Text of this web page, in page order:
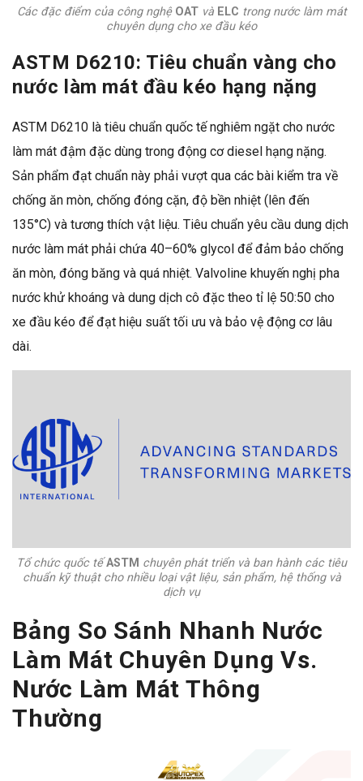
Các đặc điểm của công nghệ OATvà ELC trong nước làm mát
chuyên dụng cho xe đầu kéo
ASTM D6210: Tiêu chuẩn vàng cho
nước làm mát đầu kéo hạng nặng
ASTM D6210 là tiêu chuẩn quốc tế nghiêm ngặt cho nước
làm mát đậm đặc dùng trong động cơ diesel hạng nặng.
Sản phẩm đạt chuẩn này phải vượt qua các bài kiểm tra về
chống ăn mòn, chống đóng cặn, độ bền nhiệt (lên đến
135°C) và tương thích vật liệu. Tiêu chuẩn yêu cầu dung dịch
nước làm mát phải chứa 40–60% glycol để đảm bảo chống
ăn mòn, đóng băng và quá nhiệt. Valvoline khuyến nghị pha
nước khử khoáng và dung dịch cô đặc theo tỉ lệ 50:50 cho
xe đầu kéo để đạt hiệu suất tối ưu và bảo vệ động cơ lâu
dài.
Tổ chức quốc tếASTM chuyên phát triển và ban hành các tiêu
chuẩn kỹ thuật cho nhiều loại vật liệu, sản phẩm, hệ thống và
dịch vụ
Bảng So Sánh Nhanh Nước
Làm Mát Chuyên Dụng Vs.
Nước Làm Mát Thông
Thường